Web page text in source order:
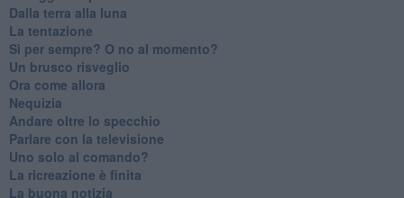
Dalla terra alla luna
La tentazione
​Sì per sempre? O no al momento?
Un brusco risveglio
Ora come allora
Nequizia
Andare oltre lo specchio
Parlare con la televisione
Uno solo al comando?
La ricreazione è finita
La buona notizia